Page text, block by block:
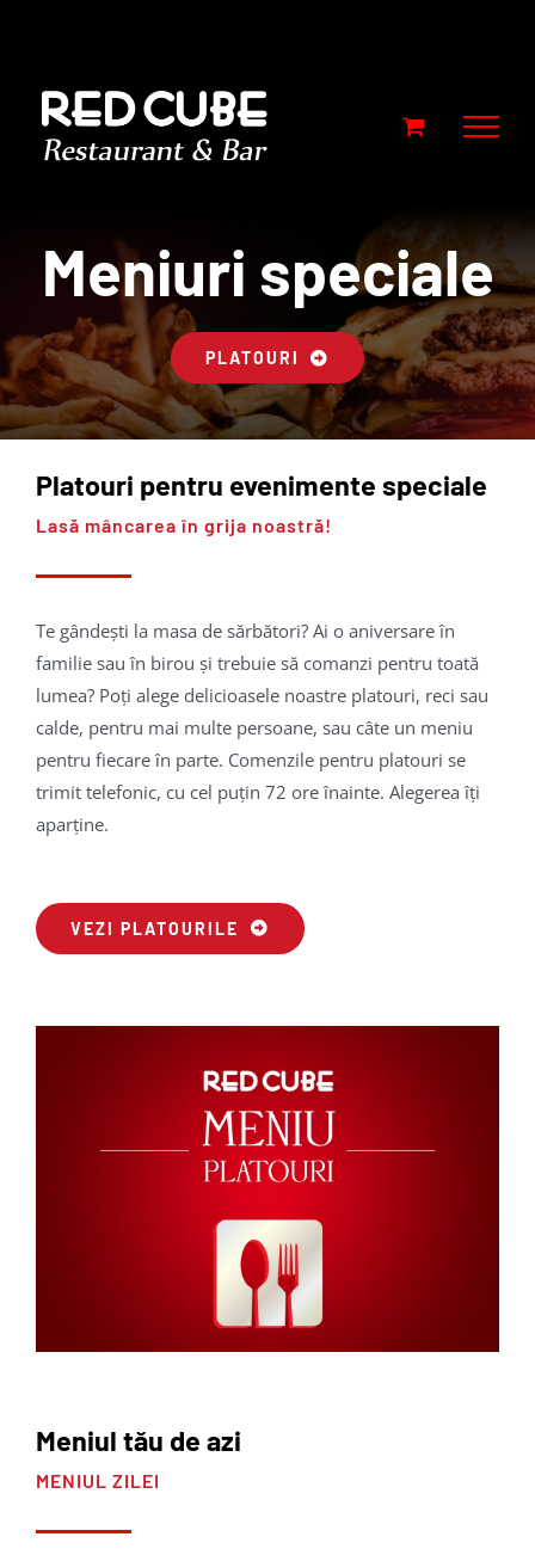
Meniuri speciale
PLATOURI
Platouri pentru evenimente speciale
Lasă mâncarea în grija noastră!
Te gândești la masa de sărbători? Ai o aniversare în
familie sau în birou și trebuie să comanzi pentru toată
lumea? Poți alege delicioasele noastre platouri, reci sau
calde, pentru mai multe persoane, sau câte un meniu
pentru fiecare în parte. Comenzile pentru platouri se
trimit telefonic, cu cel puțin 72 ore înainte. Alegerea îți
aparține.
VEZI PLATOURILE
Meniul tău de azi
MENIUL ZILEI